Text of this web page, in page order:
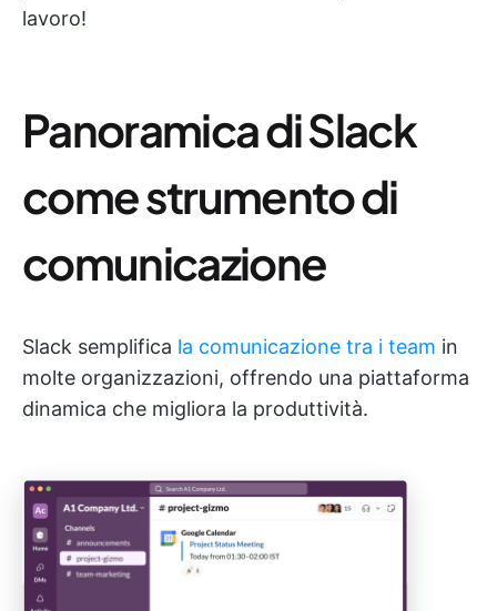
lavoro!
Panoramica di Slack
come strumento di
comunicazione
Slack semplifica la comunicazione tra i team in
molte organizzazioni, offrendo una piattaforma
dinamica che migliora la produttività.